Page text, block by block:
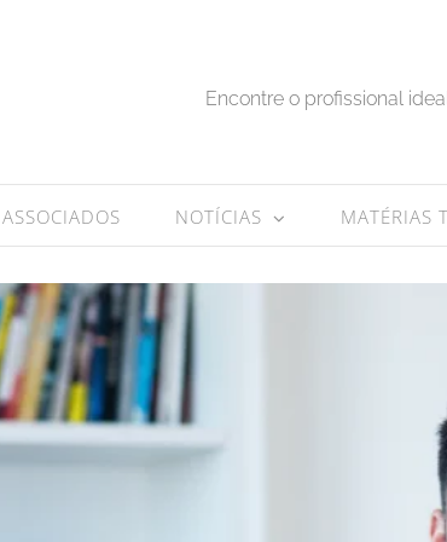
Encontre o profissional
ASSOCIADOS NOTÍCIAS MATÉRIAS